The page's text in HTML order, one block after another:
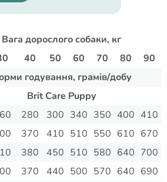
Вага дорослого собаки, кг
40 50 60 70 80
90
годування, грамів/добу
Brit Care Puppy
280 300 340 350 400 410
370 410 510 550 610 670
380 450 510 580 640 700
370 440 500 570 640 690